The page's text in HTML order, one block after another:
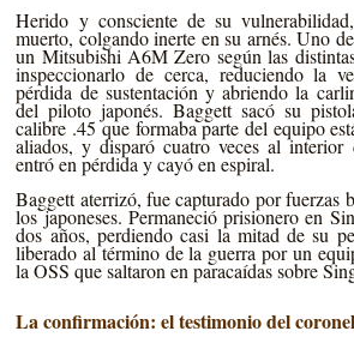
Herido y consciente de su
muerto, colgando inerte en su arnés. Uno
un Mitsubishi A6M Zero según las
inspeccionarlo de cerca, reduciendo la
pérdida de sustentación y abriendo la
del piloto japonés. Baggett sacó su
calibre .45 que formaba parte del equipo
aliados, y disparó cuatro veces al
entró en pérdida y cayó en espiral.
Baggett aterrizó, fue capturado por fuerzas
los japoneses. Permaneció prisionero en
dos años, perdiendo casi la mitad de su
liberado al término de la guerra por un
la OSS que saltaron en paracaídas sobre
La confirmación: el testimonio del